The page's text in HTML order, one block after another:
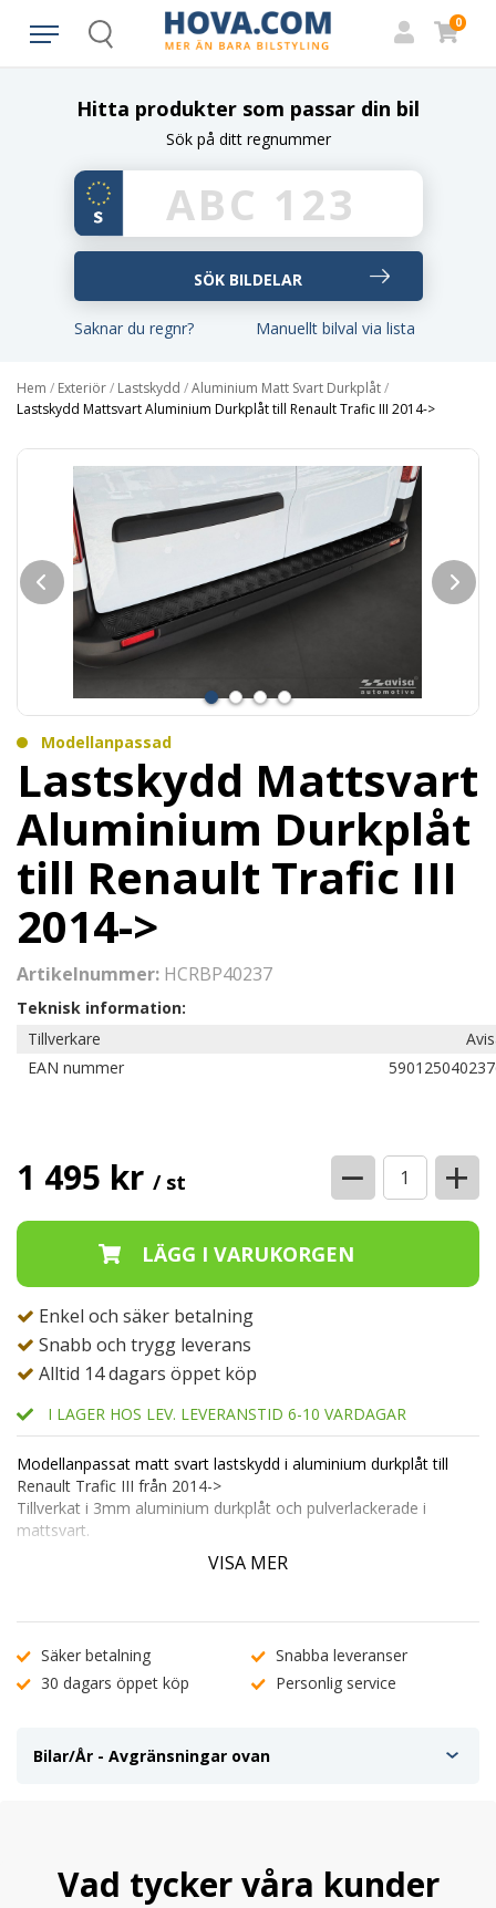
Search
0
Hitta produkter som passar din bil
Sök på ditt regnummer
Saknar du regnr? Manuellt bilval via lista
Hem / Exteriör/ Lastskydd /Aluminium Matt Svart Durkplåt/
Lastskydd Mattsvart Aluminium Durkplåt till Renault Trafic III 2014->
Modellanpassad
Lastskydd Mattsvart
Aluminium Durkplåt
till Renault Trafic III
2014->
Artikelnummer: HCRBP40237
Teknisk information:
Tillverkare
EAN nummer
1 495 kr / st − +
Enkel och säker betalning
Snabb och trygg leverans
Alltid 14 dagars öppet köp
I LAGER HOS LEV. LEVERANSTID 6-10 VARDAGAR
Modellanpassat matt svart lastskydd i aluminium durkplåt till
Renault Trafic III från 2014->
Tillverkat i 3mm aluminium durkplåt och pulverlackerade i
mattsvart.
Ett bra biltillbehör för dig som vill skydda din stötfångare men
De flesta skydden går ner över kanten på stötfångaren och tar
VISA MER
Säker betalning
Snabba leveranser
30 dagars öppet köp
Personlig service
Bilar/År - Avgränsningar ovan
Vad tycker våra kunder